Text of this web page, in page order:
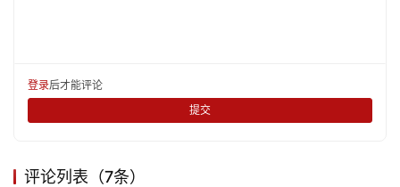
登录后才能评论
提交
评论列表（7条）